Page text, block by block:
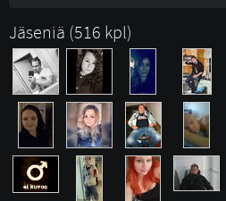
Jäseniä (516 kpl)